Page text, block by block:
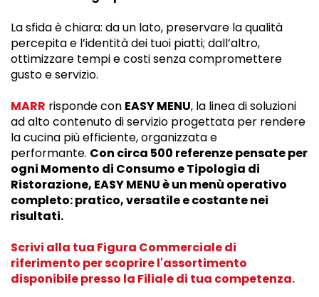
La sfida è chiara: da un lato, preservare la qualità
percepita e l’identità dei tuoi piatti; dall’altro,
ottimizzare tempi e costi senza compromettere
gusto e servizio.
MARR risponde con EASY MENU, la linea di soluzioni
ad alto contenuto di servizio progettata per rendere
la cucina più efficiente, organizzata e
performante. Con circa 500 referenze pensate per
ogni Momento di Consumo e Tipologia di
Ristorazione, EASY MENU è un menù operativo
completo: pratico, versatile e costante nei
risultati.
Scrivi alla tua Figura Commerciale di
riferimento per scoprire l'assortimento
disponibile presso la Filiale di tua competenza.